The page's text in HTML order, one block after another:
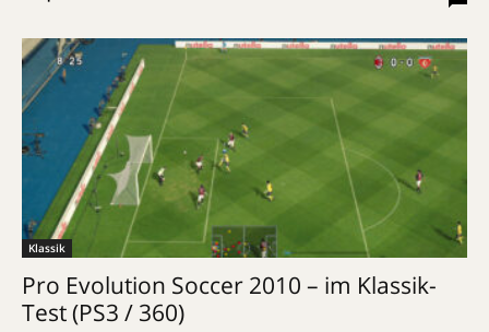
Klassik
Pro Evolution Soccer 2010 – im Klassik-
Test (PS3 / 360)